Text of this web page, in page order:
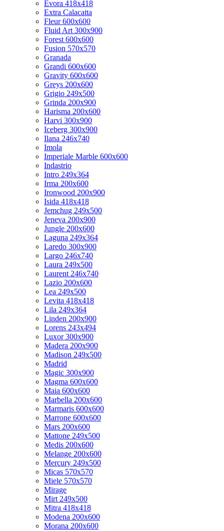
Evora 418x418
Extra Calacatta
Fleur 600x600
Fluid Art 300x900
Forest 600x600
Fusion 570x570
Granada
Grandi 600x600
Gravity 600x600
Greys 200x600
Grigio 249x500
Grinda 200x900
Harisma 200x600
Harvi 300x900
Iceberg 300x900
Ilana 246x740
Imola
Imperiale Marble 600x600
Indastrio
Intro 249x364
Irma 200x600
Ironwood 200x900
Isida 418x418
Jemchug 249x500
Jeneva 200x900
Jungle 200x600
Laguna 249x364
Laredo 300x900
Largo 246x740
Laura 249x500
Laurent 246x740
Lazio 200x600
Lea 249x500
Levita 418x418
Lila 249x364
Linden 200x900
Lorens 243x494
Luxor 300x900
Madera 200x900
Madison 249x500
Madrid
Magic 300x900
Magma 600x600
Maia 600x600
Marbella 200x600
Marmaris 600x600
Marrone 600x600
Mars 200x600
Mattone 249x500
Medis 200x600
Melange 200x600
Mercury 249x500
Micas 570x570
Miele 570x570
Mirage
Mirt 249x500
Mitra 418x418
Modena 200x600
Morana 200x600